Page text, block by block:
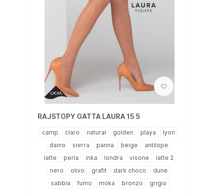
RAJSTOPY GATTA LAURA 15 5
camp claro natural golden playa
lyon
daino
sierra panna beige
antilope
latte
perla inka londra visone
latte 2
nero
olivo grafit dark choco
dune
sabbia
fumo moka bronzo grigio